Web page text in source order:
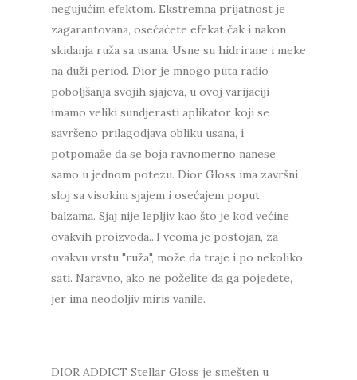
negujućim efektom. Ekstremna prijatnost je
zagarantovana, osećaćete efekat čak i nakon
skidanja ruža sa usana. Usne su hidrirane i meke
na duži period. Dior je mnogo puta radio
poboljšanja svojih sjajeva, u ovoj varijaciji
imamo veliki sundjerasti aplikator koji se
savršeno prilagodjava obliku usana, i
potpomaže da se boja ravnomerno nanese
samo u jednom potezu. Dior Gloss ima završni
sloj sa visokim sjajem i osećajem poput
balzama. Sjaj nije lepljiv kao što je kod većine
ovakvih proizvoda...I veoma je postojan, za
ovakvu vrstu "ruža", može da traje i po nekoliko
sati. Naravno, ako ne poželite da ga pojedete,
jer ima neodoljiv miris vanile.
DIOR ADDICT Stellar Gloss je smešten u